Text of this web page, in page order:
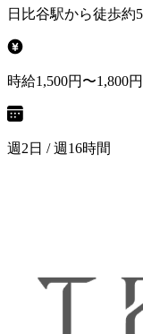
日比谷駅から徒歩約
時給1,500円〜1,800
週2日 / 週16時間